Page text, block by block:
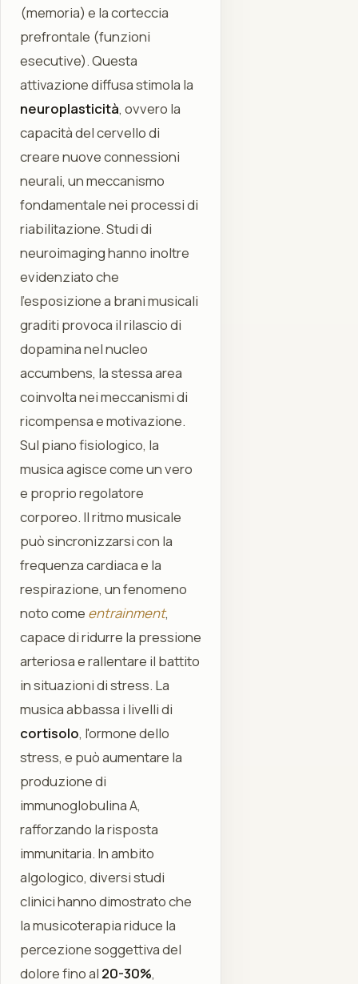
(memoria) e la corteccia
prefrontale (funzioni
esecutive). Questa
attivazione diffusa stimola la
neuroplasticità, ovvero la
capacità del cervello di
creare nuove connessioni
neurali, un meccanismo
fondamentale nei processi di
riabilitazione. Studi di
neuroimaging hanno inoltre
evidenziato che
l'esposizione a brani musicali
graditi provoca il rilascio di
dopamina nel nucleo
accumbens, la stessa area
coinvolta nei meccanismi di
ricompensa e motivazione.
Sul piano fisiologico, la
musica agisce come un vero
e proprio regolatore
corporeo. Il ritmo musicale
può sincronizzarsi con la
frequenza cardiaca e la
respirazione, un fenomeno
noto come entrainment,
capace di ridurre la pressione
arteriosa e rallentare il battito
in situazioni di stress. La
musica abbassa i livelli di
cortisolo, l'ormone dello
stress, e può aumentare la
produzione di
immunoglobulina A,
rafforzando la risposta
immunitaria. In ambito
algologico, diversi studi
clinici hanno dimostrato che
la musicoterapia riduce la
percezione soggettiva del
dolore fino al 20-30%,